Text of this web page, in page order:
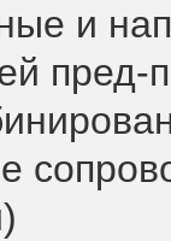
и
пред-